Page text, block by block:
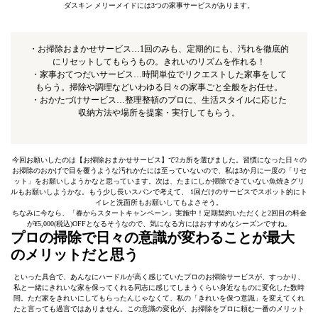
ダスキン メリーメイドには3つの家事サービスがあります。
・お掃除おまかせサービス…1回のみも、定期的にも、汚れを徹底的
にリセットしてもらうもの。きれいのリズムを作れる！
・家事おてつだいサービス…時間単位でリクエストした家事をして
もらう。掃除や調理などいわゆる日々の家事ごと全般をお任せ。
・おかたづけサービス…整理整頓のプロに、生活スタイルに応じた
収納方法や場所を提案・実行してもらう。
今回お願いしたのは【お掃除おまかせサービス】で2カ所を選びました。習慣になった日々の
お掃除のおかげで目を覆うような汚れかたには至っていないので、私は3か月に一度の「リセ
ット」をお願いしようかなと思っています。次は、たまにしか掃除できていない魚焼きグリ
ルもお願いしようかな。もう少し長いスパンで考えて、 1回だけのサービスでスポット的にト
イレと洗面所もお願いしてもよさそう。
ちなみに今なら、「春からスタートキャンペーン」実施中！定期契約いただくと2回目の料金
が¥5,000(税込)OFFとなるそうなので、気になる方にはおすすめなシーズンですね。
プロの掃除で日々の意識が変わることが最大
のメリットだと思う
といった具合で、あんなにハードルが高く感じていたプロのお掃除サービスが、すっかり、
私と一緒にきれいな家を保ってくれる同志に感じてしまうくらい身近なものに変化した数時
間。ただ家をきれいにしてもらったんじゃなくて、私の「きれいを保つ意識」を変えてくれ
たと言っても過言ではありません。この意識の変化が、お掃除をプロに頼む一番のメリット